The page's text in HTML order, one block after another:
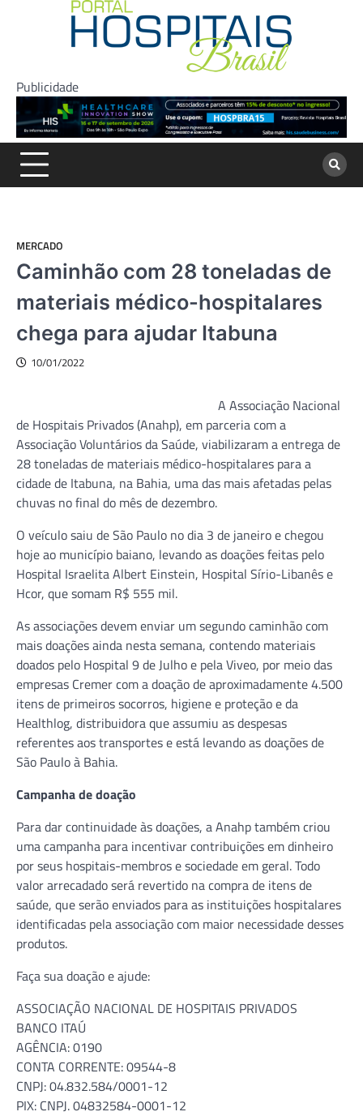
Publicidade
MERCADO
Caminhão com 28 toneladas de
materiais médico-hospitalares
chega para ajudar Itabuna
10/01/2022
A Associação Nacional
de Hospitais Privados (Anahp), em parceria com a
Associação Voluntários da Saúde, viabilizaram a entrega de
28 toneladas de materiais médico-hospitalares para a
cidade de Itabuna, na Bahia, uma das mais afetadas pelas
chuvas no final do mês de dezembro.
O veículo saiu de São Paulo no dia 3 de janeiro e chegou
hoje ao município baiano, levando as doações feitas pelo
Hospital Israelita Albert Einstein, Hospital Sírio-Libanês e
Hcor, que somam R$ 555 mil.
As associações devem enviar um segundo caminhão com
mais doações ainda nesta semana, contendo materiais
doados pelo Hospital 9 de Julho e pela Viveo, por meio das
empresas Cremer com a doação de aproximadamente 4.500
itens de primeiros socorros, higiene e proteção e da
Healthlog, distribuidora que assumiu as despesas
referentes aos transportes e está levando as doações de
São Paulo à Bahia.
Campanha de doação
Para dar continuidade às doações, a Anahp também criou
uma campanha para incentivar contribuições em dinheiro
por seus hospitais-membros e sociedade em geral. Todo
valor arrecadado será revertido na compra de itens de
saúde, que serão enviados para as instituições hospitalares
identificadas pela associação com maior necessidade desses
produtos.
Faça sua doação e ajude:
ASSOCIAÇÃO NACIONAL DE HOSPITAIS PRIVADOS
BANCO ITAÚ
AGÊNCIA: 0190
CONTA CORRENTE: 09544-8
CNPJ: 04.832.584/0001-12
PIX: CNPJ. 04832584-0001-12